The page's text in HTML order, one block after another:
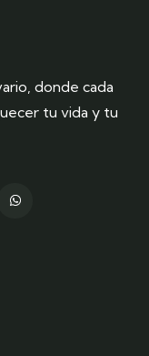
donde cada
tu vida y tu